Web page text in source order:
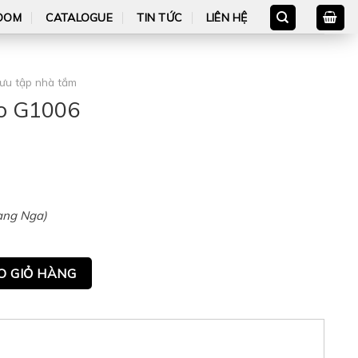
CATALOGUE TIN TỨC LIÊN HỆ
tập nhà tắm
G1006
Nga)
GIỎ HÀNG